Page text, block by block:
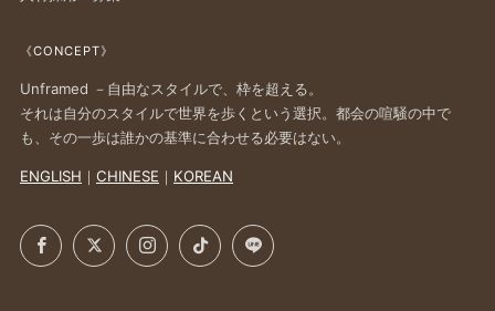
《CONCEPT》
Unframed －自由なスタイルで、枠を超える。
それは自分のスタイルで世界を歩くという選択。都会の喧騒の中で
も、その一歩は誰かの基準に合わせる必要はない。
ENGLISH ｜ CHINESE ｜ KOREAN
Facebook
X InstagramTikTokLINE